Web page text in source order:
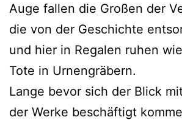
Auge fallen die Großen der
die von der Geschichte
und hier in Regalen ruhen
Tote in Urnengräbern.
Lange bevor sich der Blick
der Werke beschäftigt